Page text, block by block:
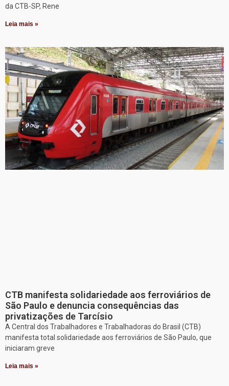
da CTB-SP, Rene
Leia mais »
CTB manifesta solidariedade aos ferroviários de
São Paulo e denuncia consequências das
privatizações de Tarcísio
A Central dos Trabalhadores e Trabalhadoras do Brasil (CTB)
manifesta total solidariedade aos ferroviários de São Paulo, que
iniciaram greve
Leia mais »